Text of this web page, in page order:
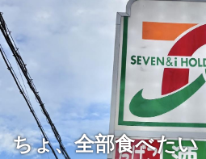
ちょ、全部食べたい